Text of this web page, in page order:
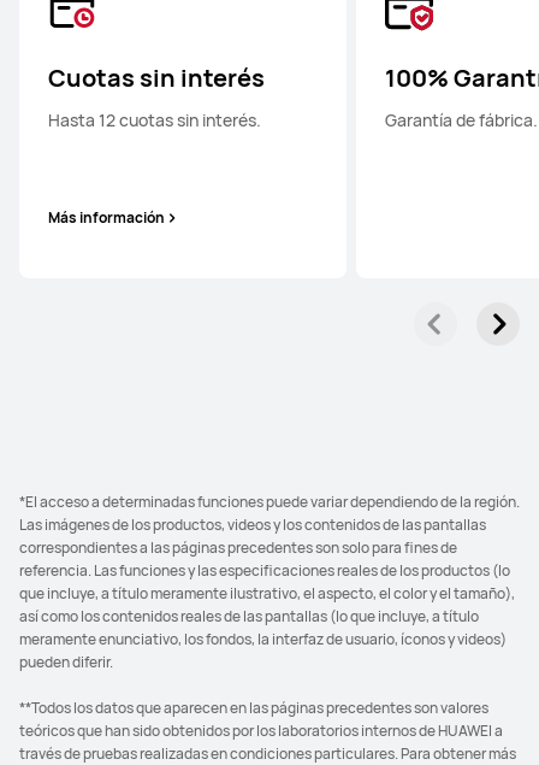
Cuotas sin interés
Hasta 12 cuotas sin interés.
Más información
100%
Garantía de fábrica.
*El acceso a determinadas funciones puede variar dependiendo de la región.
Las imágenes de los productos, videos y los contenidos de las pantallas
correspondientes a las páginas precedentes son solo para fines de
referencia. Las funciones y las especificaciones reales de los productos (lo
que incluye, a título meramente ilustrativo, el aspecto, el color y el tamaño),
así como los contenidos reales de las pantallas (lo que incluye, a título
meramente enunciativo, los fondos, la interfaz de usuario, íconos y videos)
pueden diferir.
**Todos los datos que aparecen en las páginas precedentes son valores
teóricos que han sido obtenidos por los laboratorios internos de HUAWEI a
través de pruebas realizadas en condiciones particulares. Para obtener más